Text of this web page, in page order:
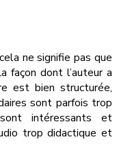
ne signifie pas que
façon dont l’auteur a
est bien structurée,
sont parfois trop
intéressants et
trop didactique et